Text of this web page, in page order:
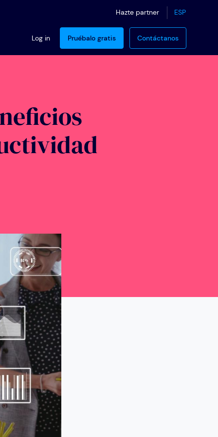
Hazte partner ESP
Log in Pruébalo gratis Contáctanos